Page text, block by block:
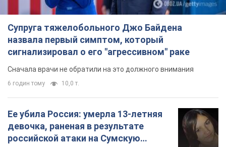
Ее убила Россия: умерла 13-летняя
девочка, раненая в результате
российской атаки на Сумскую
область. Фото
В тот день во время российского обстрела
Почему в СССР врачи носили только
белые халаты
В этом был как практический, так и
символический смысл